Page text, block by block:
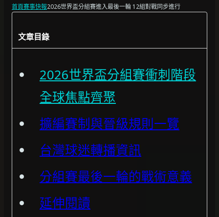
首頁賽事快報2026世界盃分組賽進入最後一輪 12組對戰同步進行
文章目錄
2026世界盃分組賽衝刺階段
全球焦點齊聚
擴編賽制與晉級規則一覽
台灣球迷轉播資訊
分組賽最後一輪的戰術意義
延伸閱讀